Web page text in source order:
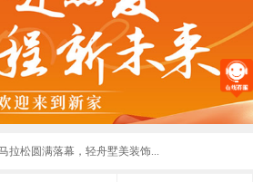
拉松圆满落幕，轻舟墅美装饰...